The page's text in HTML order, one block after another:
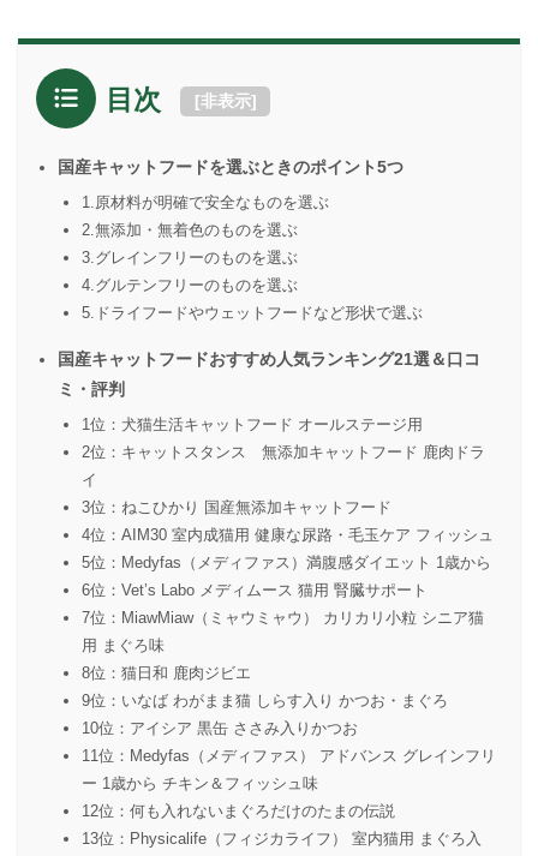
目次 [非表示]
国産キャットフードを選ぶときのポイント5つ
1.原材料が明確で安全なものを選ぶ
2.無添加・無着色のものを選ぶ
3.グレインフリーのものを選ぶ
4.グルテンフリーのものを選ぶ
5.ドライフードやウェットフードなど形状で選ぶ
国産キャットフードおすすめ人気ランキング21選＆口コ
ミ・評判
1位：犬猫生活キャットフード オールステージ用
2位：キャットスタンス 無添加キャットフード 鹿肉ドラ
イ
3位：ねこひかり 国産無添加キャットフード
4位：AIM30 室内成猫用 健康な尿路・毛玉ケア フィッシュ
5位：Medyfas（メディファス）満腹感ダイエット 1歳から
6位：Vet’s Labo メディムース 猫用 腎臓サポート
7位：MiawMiaw（ミャウミャウ） カリカリ小粒 シニア猫
用 まぐろ味
8位：猫日和 鹿肉ジビエ
9位：いなば わがまま猫 しらす入り かつお・まぐろ
10位：アイシア 黒缶 ささみ入りかつお
11位：Medyfas（メディファス） アドバンス グレインフリ
ー 1歳から チキン＆フィッシュ味
12位：何も入れないまぐろだけのたまの伝説
13位：Physicalife（フィジカライフ） 室内猫用 まぐろ入